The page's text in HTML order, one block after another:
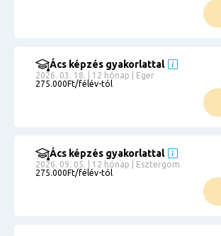
Ács képzés gyakorlattal
2026. 03. 18. | 12 hónap | Eger
275.000Ft/félév-tól
Ács képzés gyakorlattal
2026. 09. 05. | 12 hónap | Esztergom
275.000Ft/félév-tól